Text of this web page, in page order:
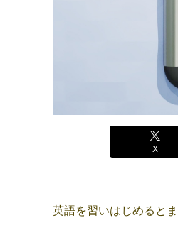
X
英語を習いはじめると